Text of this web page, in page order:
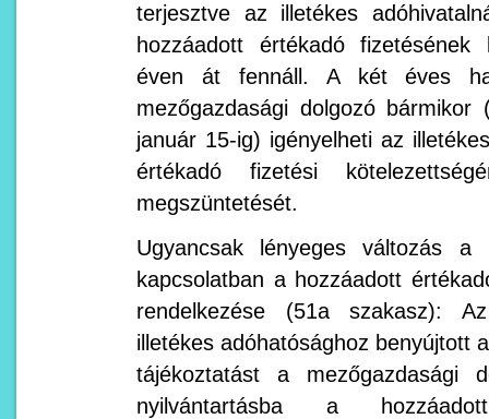
terjesztve az illetékes
hozzáadott értékadó
éven át fennáll. A két éves
mezőgazdasági dolgozó
január 15-ig) igényelheti az
értékadó fizetési
megszüntetését.
Ugyancsak lényeges változás a
kapcsolatban a hozzáadott
rendelkezése (51a szakasz):
illetékes adóhatósághoz benyújtott
tájékoztatást a mezőgazdasági
nyilvántartásba a